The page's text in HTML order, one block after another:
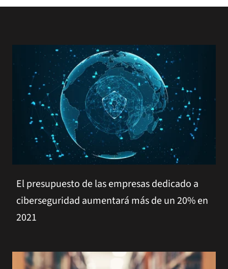
El presupuesto de las empresas dedicado a
ciberseguridad aumentará más de un 20% en
2021